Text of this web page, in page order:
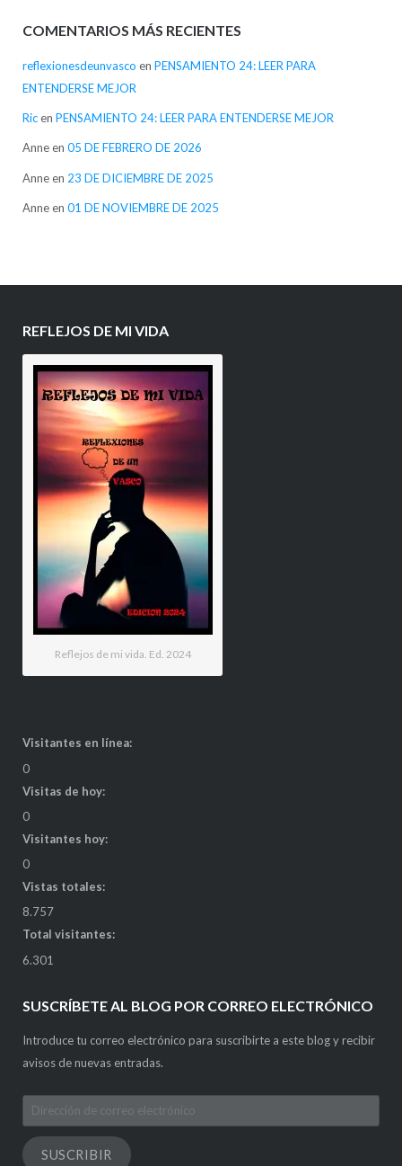
COMENTARIOS MÁS RECIENTES
reflexionesdeunvasco en PENSAMIENTO 24: LEER PARA
ENTENDERSE MEJOR
Ricen PENSAMIENTO 24: LEER PARA ENTENDERSE MEJOR
Anneen 05 DE FEBRERO DE 2026
Anneen 23 DE DICIEMBRE DE 2025
Anneen 01 DE NOVIEMBRE DE 2025
REFLEJOS DE MI VIDA
Reflejos de mi vida. Ed. 2024
Visitantes en línea:
0
Visitas de hoy:
0
Visitantes hoy:
0
Vistas totales:
8.757
Total visitantes:
6.301
SUSCRÍBETE AL BLOG POR CORREO ELECTRÓNICO
Introduce tu correo electrónico para suscribirte a este blog y recibir
avisos de nuevas entradas.
Dirección
de
correoSUSCRIBIR